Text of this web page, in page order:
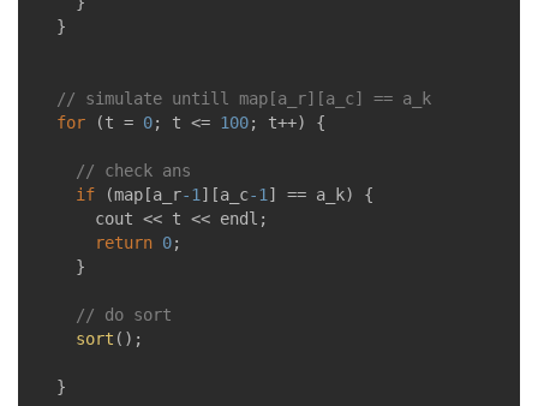
// simulate untill map[a_r][a_c] == a_k
for (t = 0; t <= 100; t++) {
// check ans
if (map[a_r-1 ][a_c-1 ] == a_k) {
return 0;
// do sort
sort ();